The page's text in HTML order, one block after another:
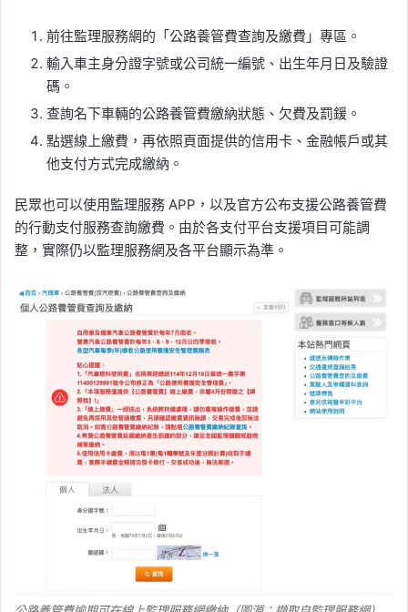
前往監理服務網的「公路養管費查詢及繳費」專區。
輸入車主身分證字號或公司統一編號、出生年月日及驗證
碼。
查詢名下車輛的公路養管費繳納狀態、欠費及罰鍰。
點選線上繳費，再依照頁面提供的信用卡、金融帳戶或其
他支付方式完成繳納。
民眾也可以使用監理服務 APP，以及官方公布支援公路養管費
的行動支付服務查詢繳費。由於各支付平台支援項目可能調
整，實際仍以監理服務網及各平台顯示為準。